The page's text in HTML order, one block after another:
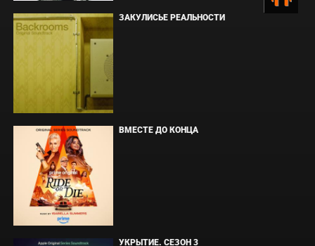
ЗАКУЛИСЬЕ РЕАЛЬНОСТИ
ВМЕСТЕ ДО КОНЦА
УКРЫТИЕ. СЕЗОН 3